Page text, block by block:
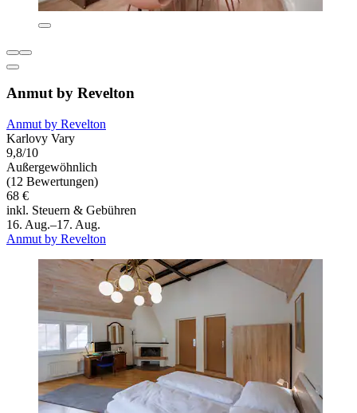
Anmut by Revelton
Anmut by Revelton
Karlovy Vary
9,8/10
Außergewöhnlich
(12 Bewertungen)
68 €
inkl. Steuern & Gebühren
16. Aug.–17. Aug.
Anmut by Revelton